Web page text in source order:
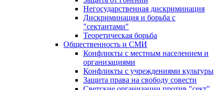
Негосударственная дискриминация
Дискриминация и борьба с
"сектантами"
Теоретическая борьба
Общественность и СМИ
Конфликты с местным населением и
организациями
Конфликты с учреждениями культуры
Защита права на свободу совести